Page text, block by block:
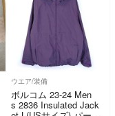
ウエア/装備
ボルコム 23-24 Men
s 2836 Insulated Jack